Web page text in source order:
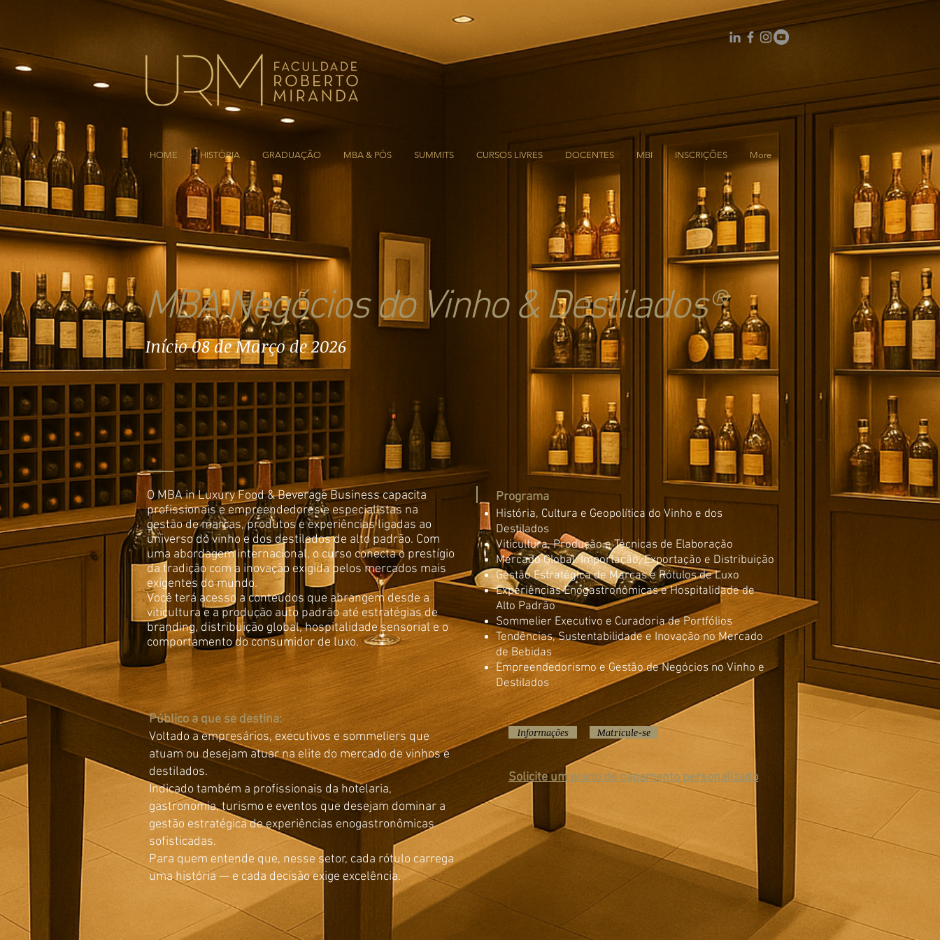
Informações Matricule-se
Solicite um plano de pagamento personalizado
Início 08 de Março de 2026
MBA Negócios do Vinho & Destilados®
O MBA in Luxury Food & Beverage Business capacita
profissionais e empreendedores e especialistas na
gestão de marcas, produtos e experiências ligadas ao
universo do vinho e dos destilados de alto padrão. Com
uma abordagem internacional, o curso conecta o prestígio
da tradição com a inovação exigida pelos mercados mais
exigentes do mundo.
Você terá acesso a conteúdos que abrangem desde a
viticultura e a produção auto padrão até estratégias de
branding, distribuição global, hospitalidade sensorial e o
comportamento do consumidor de luxo.
Público a que se destina:
Voltado a empresários, executivos e sommeliers que
atuam ou desejam atuar na elite do mercado de vinhos e
destilados.
Indicado também a profissionais da hotelaria,
gastronomia, turismo e eventos que desejam dominar a
gestão estratégica de experiências enogastronômicas
sofisticadas.
Para quem entende que, nesse setor, cada rótulo carrega
uma história — e cada decisão exige excelência.
Programa
História, Cultura e Geopolítica do Vinho e dos
Destilados
Viticultura, Produção e Técnicas de Elaboração
Mercado Global: Importação, Exportação e Distribuição
Gestão Estratégica de Marcas e Rótulos de Luxo
Experiências Enogastronômicas e Hospitalidade de
Alto Padrão
Sommelier Executivo e Curadoria de Portfólios
Tendências, Sustentabilidade e Inovação no Mercado
de Bebidas
Empreendedorismo e Gestão de Negócios no Vinho e
Destilados
HOME HISTÓRIA GRADUAÇÃO MBA & PÓS SUMMITS CURSOS LIVRES DOCENTES MBI INSCRIÇÕES More